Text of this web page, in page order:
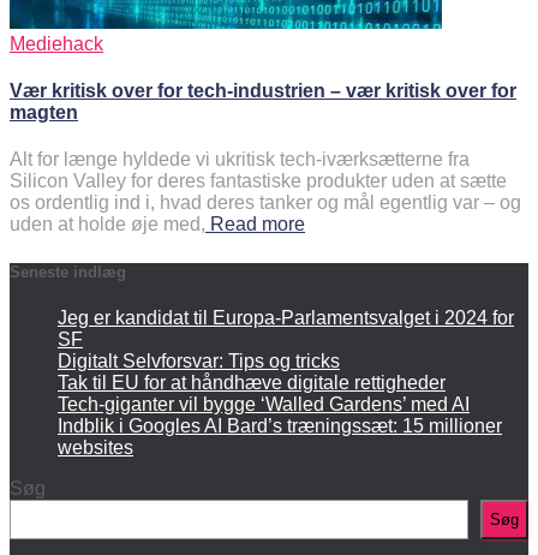
Mediehack
Vær kritisk over for tech-industrien – vær kritisk over for
magten
Alt for længe hyldede vi ukritisk tech-iværksætterne fra
Silicon Valley for deres fantastiske produkter uden at sætte
os ordentlig ind i, hvad deres tanker og mål egentlig var – og
uden at holde øje med, Read more
Seneste indlæg
Jeg er kandidat til Europa-Parlamentsvalget i 2024 for
SF
Digitalt Selvforsvar: Tips og tricks
Tak til EU for at håndhæve digitale rettigheder
Tech-giganter vil bygge ‘Walled Gardens’ med AI
Indblik i Googles AI Bard’s træningssæt: 15 millioner
websites
Søg
Søg